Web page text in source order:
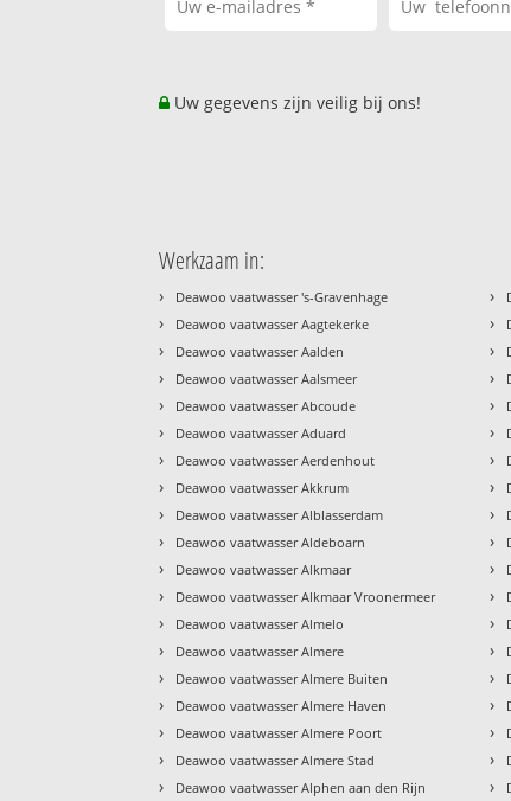
Uw gegevens zijn veilig bij ons!
Werkzaam in:
› Deawoo vaatwasser 's-Gravenhage
› Deawoo vaatwasser Aagtekerke
› Deawoo vaatwasser Aalden
› Deawoo vaatwasser Aalsmeer
› Deawoo vaatwasser Abcoude
› Deawoo vaatwasser Aduard
› Deawoo vaatwasser Aerdenhout
› Deawoo vaatwasser Akkrum
› Deawoo vaatwasser Alblasserdam
› Deawoo vaatwasser Aldeboarn
› Deawoo vaatwasser Alkmaar
› Deawoo vaatwasser Alkmaar Vroonermeer
› Deawoo vaatwasser Almelo
› Deawoo vaatwasser Almere
› Deawoo vaatwasser Almere Buiten
› Deawoo vaatwasser Almere Haven
› Deawoo vaatwasser Almere Poort
› Deawoo vaatwasser Almere Stad
› Deawoo vaatwasser Alphen aan den Rijn
›
›
›
›
›
›
›
›
›
›
›
›
›
›
›
›
›
›
›